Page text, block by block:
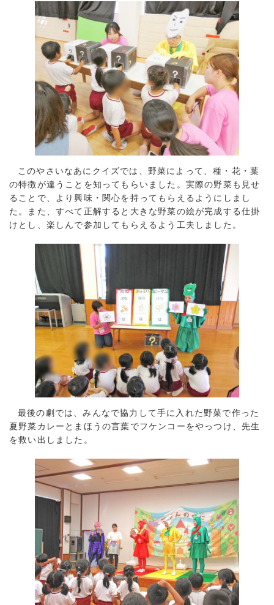
このやさいなあにクイズでは、野菜によって、種・花・葉
の特徴が違うことを知ってもらいました。実際の野菜も見せ
ることで、より興味・関心を持ってもらえるようにしまし
た。また、すべて正解すると大きな野菜の絵が完成する仕掛
けとし、楽しんで参加してもらえるよう工夫しました。
最後の劇では、みんなで協力して手に入れた野菜で作った
夏野菜カレーとまほうの言葉でフケンコーをやっつけ、先生
を救い出しました。